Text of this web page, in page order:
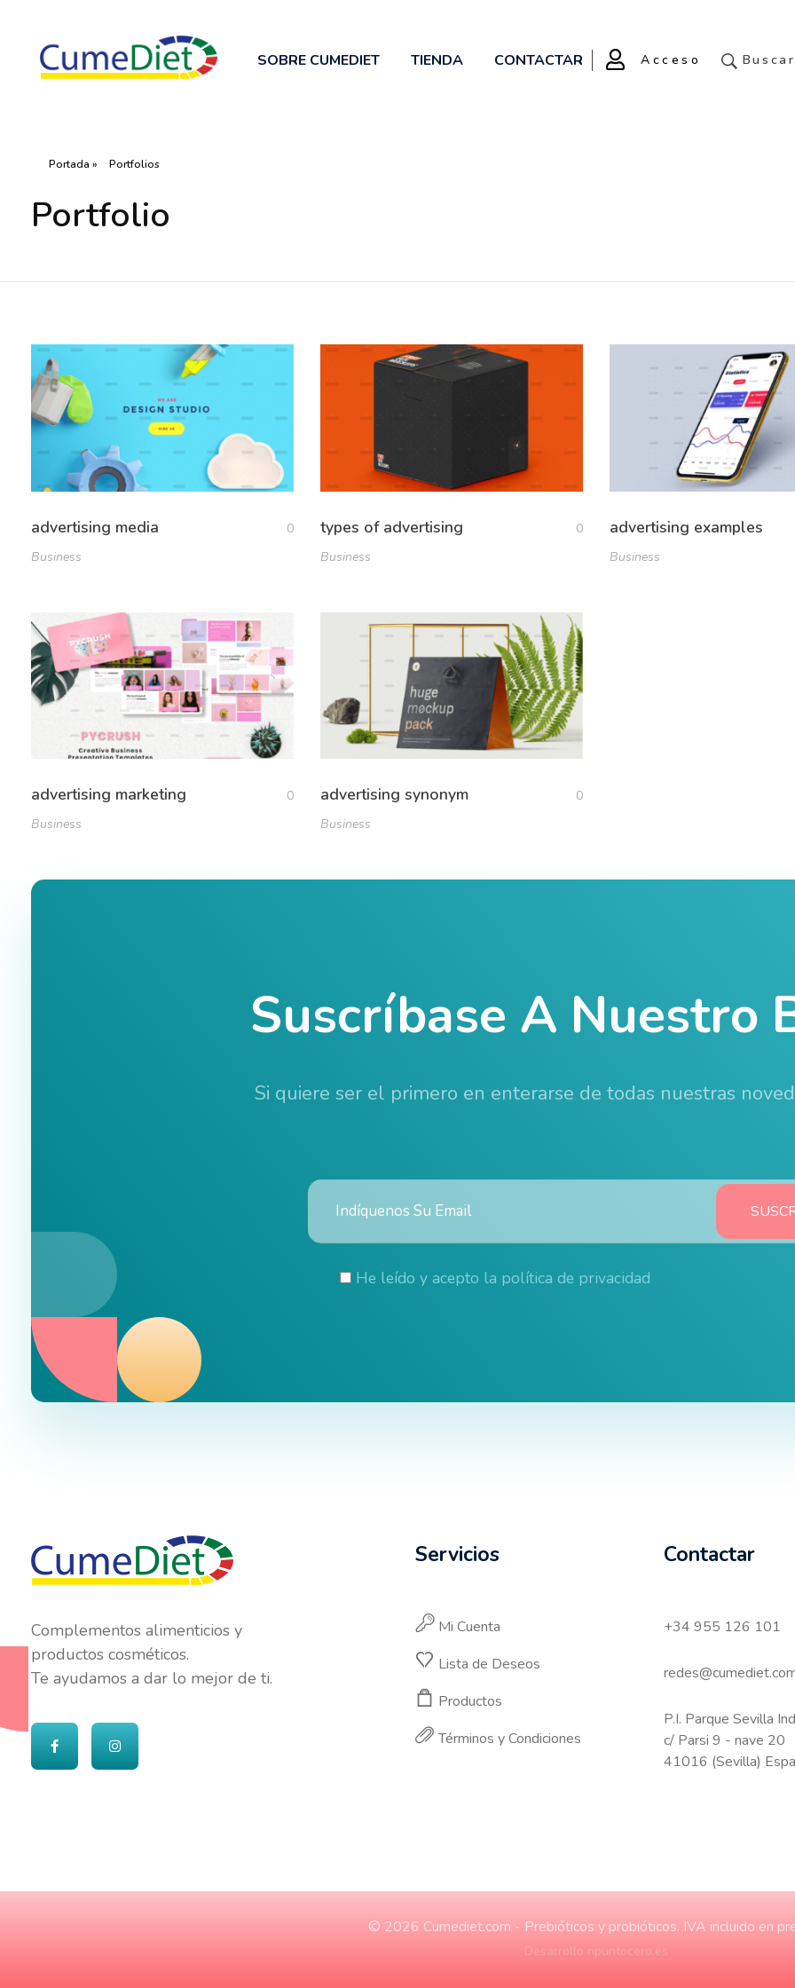
SOBRE CUMEDIET TIENDA CONTACTAR Acceso Buscar
Portada » Portfolios
Portfolio
advertising media
0
Business
types of advertising
0
Business
advertising examples
Business
advertising marketing
0
Business
advertising synonym
0
Business
Suscríbase A Nuestro
Si quiere ser el primero en enterarse de todas nuestras
He leído y acepto la política de privacidad
Complementos alimenticios y
productos cosméticos.
Te ayudamos a dar lo mejor de ti.
Servicios
Mi Cuenta
Lista de Deseos
Productos
Términos y Condiciones
Contactar
+34 955 126 101
P.I. Parque Sevilla
c/ Parsi 9 - nave 20
41016 (Sevilla)
© 2026 Cumediet.com - Prebióticos y probióticos. IVA incluido en
Desarrollo npuntocero.es